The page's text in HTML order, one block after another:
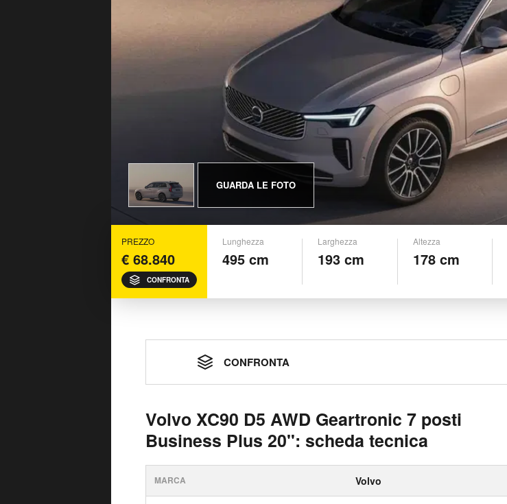
GUARDA LE FOTO
PREZZO
€ 68.840
CONFRONTA
Lunghezza
495 cm
Larghezza
193 cm
Altezza
178 cm
CONFRONTA
Volvo XC90 D5 AWD Geartronic 7 posti
Business Plus 20": scheda tecnica
MARCA Volvo